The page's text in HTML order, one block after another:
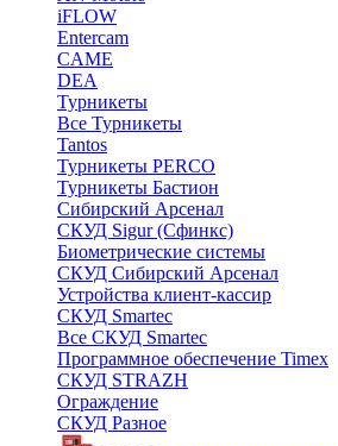
iFLOW
Entercam
CAME
DEA
Турникеты
Все Турникеты
Tantos
Турникеты PERCO
Турникеты Бастион
Сибирский Арсенал
СКУД Sigur (Сфинкс)
Биометрические системы
СКУД Сибирский Арсенал
Устройства клиент-кассир
СКУД Smartec
Все СКУД Smartec
Программное обеспечение Timex
СКУД STRAZH
Ограждение
СКУД Разное